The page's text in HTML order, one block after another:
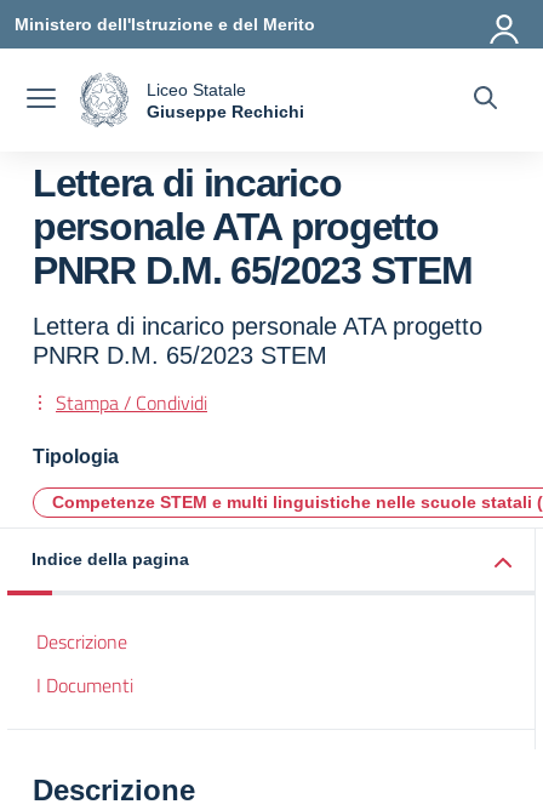
Vai ai contenuti
Vai al menu di navigazione
Vai al footer
Ministero dell'Istruzione e del Merito
Liceo Statale
Giuseppe Rechichi
Lettera di incarico
personale ATA progetto
PNRR D.M. 65/2023 STEM
Lettera di incarico personale ATA progetto
PNRR D.M. 65/2023 STEM
Stampa / Condividi
Tipologia
Competenze STEM e multi linguistiche nelle scuole statali
Indice della pagina
Descrizione
I Documenti
Descrizione